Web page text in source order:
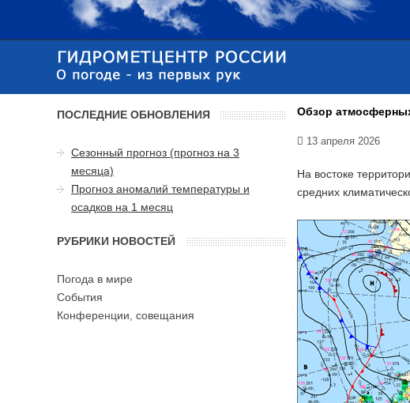
Обзор
13 апреля 2026
На востоке
средних
ПОСЛЕДНИЕ ОБНОВЛЕНИЯ
Сезонный прогноз (прогноз на 3
месяца)
Прогноз аномалий температуры и
осадков на 1 месяц
РУБРИКИ НОВОСТЕЙ
Погода в мире
События
Конференции, совещания